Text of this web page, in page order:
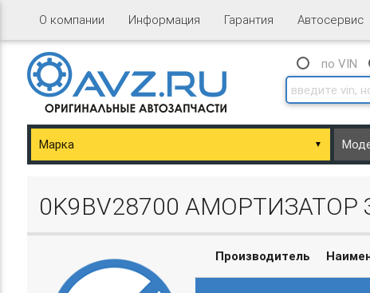
О компании Информация Гарантия Автосервис
по VIN
▼
0K9BV28700 АМОРТИЗАТОР
Производитель